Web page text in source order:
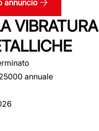
annuncio
VIBRATURA
annuale